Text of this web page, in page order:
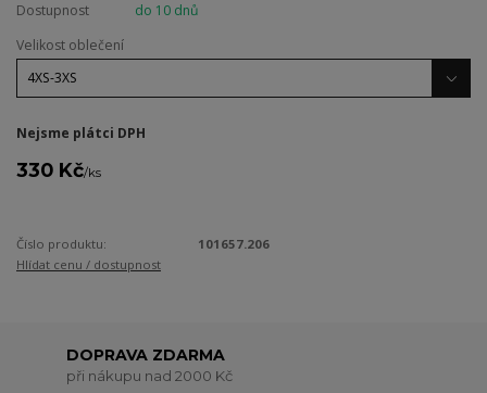
Dostupnost
do 10 dnů
Velikost oblečení
Nejsme plátci DPH
330 Kč/ks
Číslo produktu:
101657.206
Hlídat cenu / dostupnost
DOPRAVA ZDARMA
při nákupu nad 2000 Kč